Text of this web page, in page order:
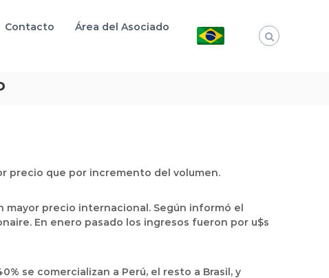
Contacto Área del Asociado
precio que por incremento del volumen.
mayor precio internacional. Según informó el
En enero pasado los ingresos fueron por u$s
se comercializan a Perú, el resto a Brasil, y